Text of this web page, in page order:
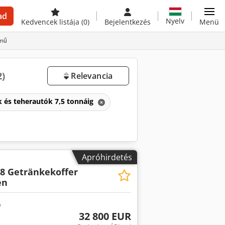
Kedvencek listája (0) Bejelentkezés Nyelv Menü
Relevancia
és teherautók 7,5 tonnáig
Apróhirdetés
Getränkekoffer
32 800 EUR